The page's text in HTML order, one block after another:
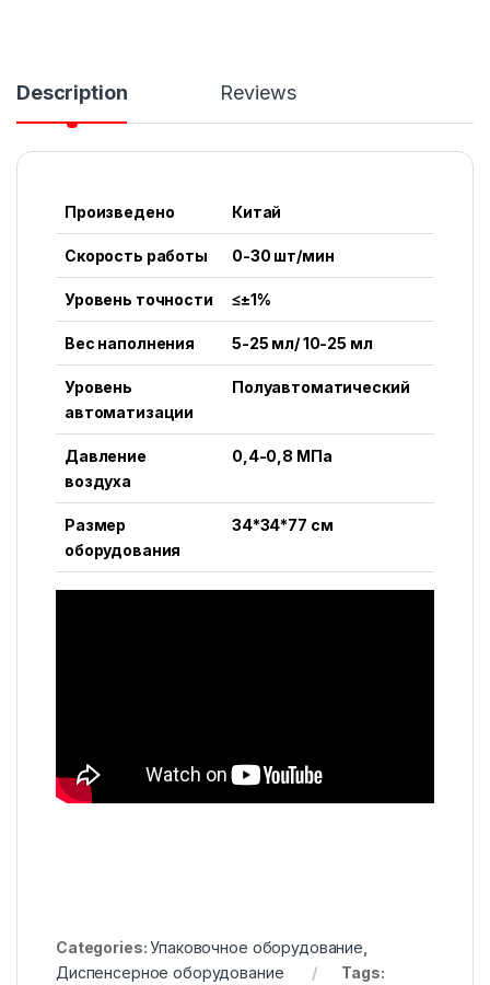
Description Reviews
Произведено Китай
Скорость работы 0-30 шт/мин
Уровень точности ≤±1%
Вес наполнения 5-25 мл/ 10-25 мл
Уровень
автоматизации
Полуавтоматический
Давление
воздуха
0,4-0,8 МПа
Размер
оборудования
34*34*77 см
Categories:Упаковочное оборудование
Диспенсерное оборудование
Tags: